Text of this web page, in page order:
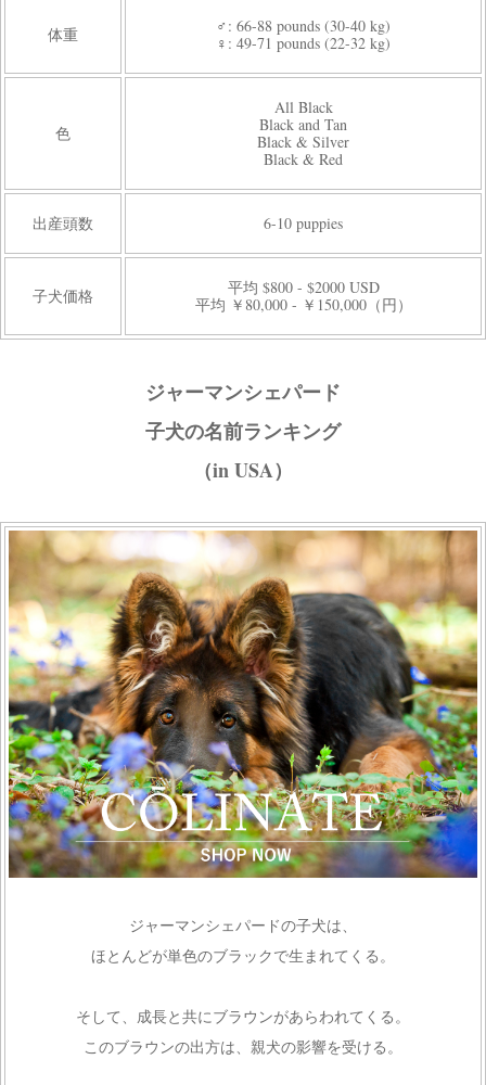
体重
♂: 66-88 pounds (30-40 kg)
♀: 49-71 pounds (22-32 kg)
色
All Black
Black and Tan
Black & Silver
Black & Red
出産頭数 6-10 puppies
子犬価格
平均 $800 - $2000 USD
平均 ￥80,000 - ￥150,000（円）
ジャーマンシェパード
子犬の名前ランキング
（in USA）
ジャーマンシェパードの子犬は、
ほとんどが単色のブラックで生まれてくる。
そして、成長と共にブラウンがあらわれてくる。
このブラウンの出方は、親犬の影響を受ける。